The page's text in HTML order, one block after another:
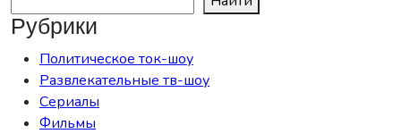
Рубрики
Политическое ток-шоу
Развлекательные тв-шоу
Сериалы
Фильмы